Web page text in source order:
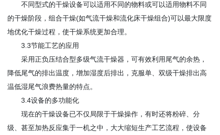
不同型式的干燥设备可以适用不同的物料或可以适用物料不同
的干燥阶段，组合干燥(如气流干燥和流化床干燥组合)可以最大限度
地优化干燥过程，使干燥系统更加合理。
3.3节能工艺的应用
采用正负压结合型多级气流干燥器，可有效利用尾气的余热，
降低尾气的排出温度，增加湿度后排出，克服单、双级干燥排出高
温低湿尾气浪费热量的特点。
3.4设备的多功能化
现在的干燥设备已不仅局限于干燥操作，有时还将粉碎、分
级、甚至加热反应集于一机之中，大大缩短生产工艺流程，使设备